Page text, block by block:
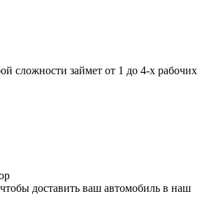
сложности займет от 1 до 4-х рабочих
доставить ваш автомобиль в наш